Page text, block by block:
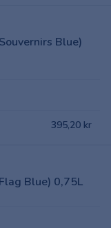
Blue)
395,20 kr
Blue) 0,75L